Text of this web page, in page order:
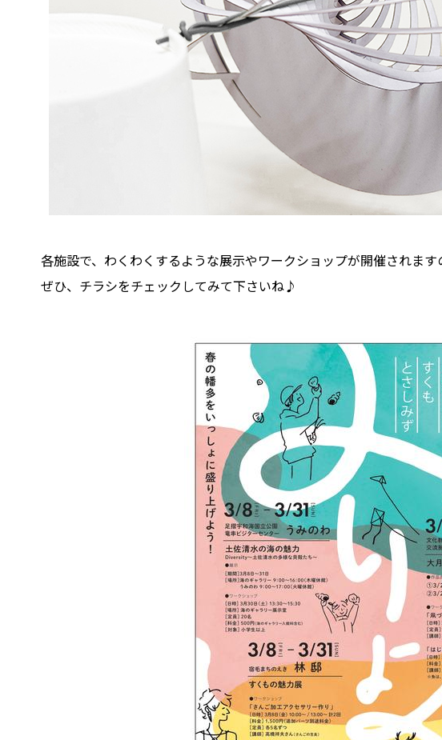
各施設で、わくわくするような展示やワークショップが開催されます
ぜひ、チラシをチェックしてみて下さいね♪